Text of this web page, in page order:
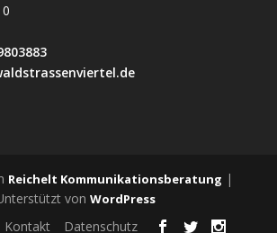
Reichelt Kommunikationsberatung |
von WordPress
Kontakt Datenschutz